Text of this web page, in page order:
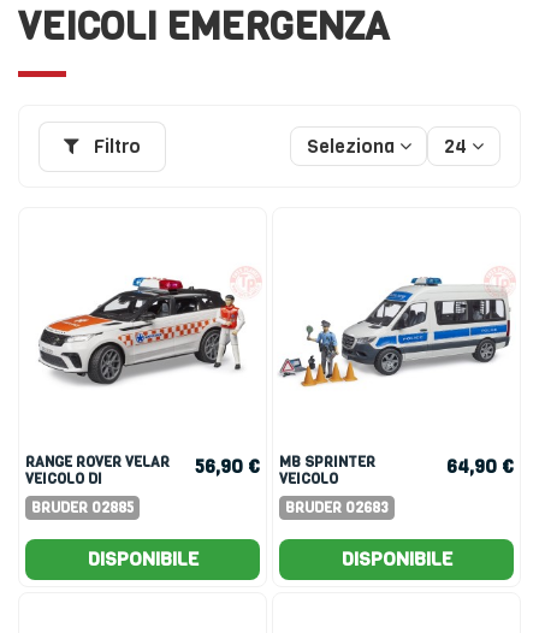
VEICOLI EMERGENZA
Filtro Seleziona 24
RANGE ROVER VELAR
VEICOLO DI
EMERGENZA CON
CONDUCENTE
BRUDER 02885
56,90 €
DISPONIBILE
MB SPRINTER
VEICOLO
D'INTERVENTO DELLA
POLIZIA
BRUDER 02683
64,90 €
DISPONIBILE